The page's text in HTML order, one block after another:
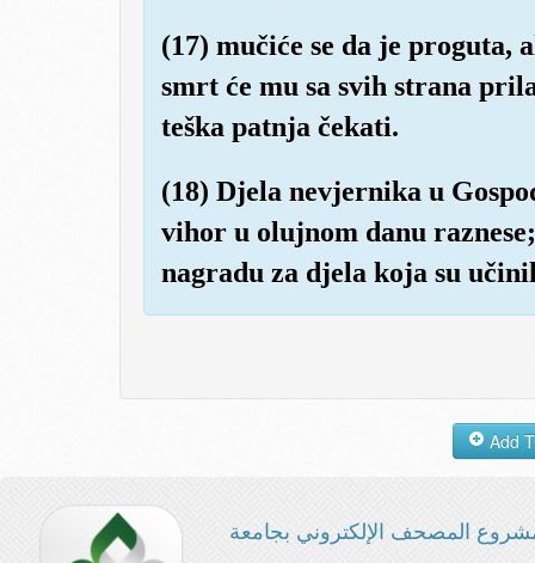
(17) mučiće se da je
smrt će mu sa svih strana
teška patnja čekati.
(18) Djela nevjernika u
vihor u olujnom danu
nagradu za djela koja su
المصحف الإلكتروني بجامعة